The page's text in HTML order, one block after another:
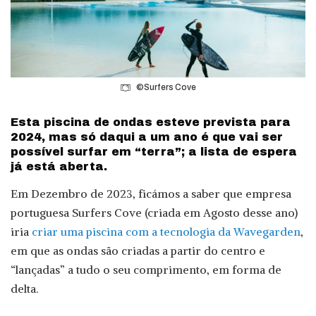
©Surfers Cove
Esta piscina de ondas esteve prevista para
2024, mas só daqui a um ano é que vai ser
possível surfar em “terra”; a lista de espera
já está aberta.
Em Dezembro de 2023, ficámos a saber que empresa
portuguesa Surfers Cove (criada em Agosto desse ano)
iria criar uma piscina com a tecnologia da Wavegarden,
em que as ondas são criadas a partir do centro e
“lançadas” a tudo o seu comprimento, em forma de
delta.